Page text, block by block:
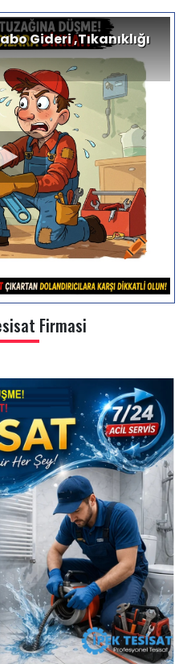
Gideri ,Tıkanıklığı
Firmasi